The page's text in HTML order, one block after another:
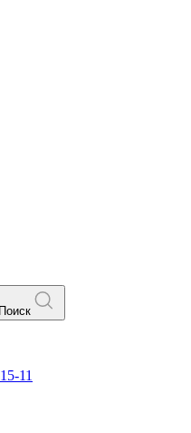
Поиск
11